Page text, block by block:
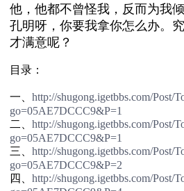
他，他都不曾怪我，反而为我倾
孔明呀，你要我拿你怎么办。
才满意呢？
目录：
一、http://shugong.igetbbs.com/Post/
go=05AE7DCCC9&P=1
二、http://shugong.igetbbs.com/Post/
go=05AE7DCCC9&P=1
三、http://shugong.igetbbs.com/Post/
go=05AE7DCCC9&P=2
四、http://shugong.igetbbs.com/Post/